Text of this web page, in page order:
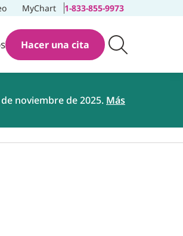
MyChart 1-833-855-9973
Hacer una cita
noviembre de 2025. Más